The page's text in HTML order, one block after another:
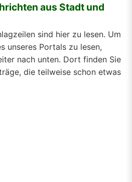
aus Stadt und
sind hier zu lesen. Um
unseres Portals zu lesen,
nach unten. Dort finden Sie
die teilweise schon etwas